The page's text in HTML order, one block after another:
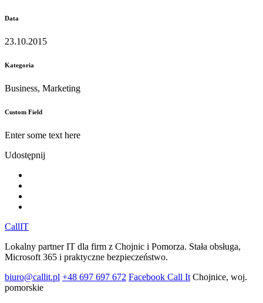
Data
23.10.2015
Kategoria
Business, Marketing
Custom Field
Enter some text here
Udostępnij
CallIT
Lokalny partner IT dla firm z Chojnic i Pomorza. Stała obsługa,
Microsoft 365 i praktyczne bezpieczeństwo.
biuro@callit.pl +48 697 697 672 Facebook Call It Chojnice, woj.
pomorskie